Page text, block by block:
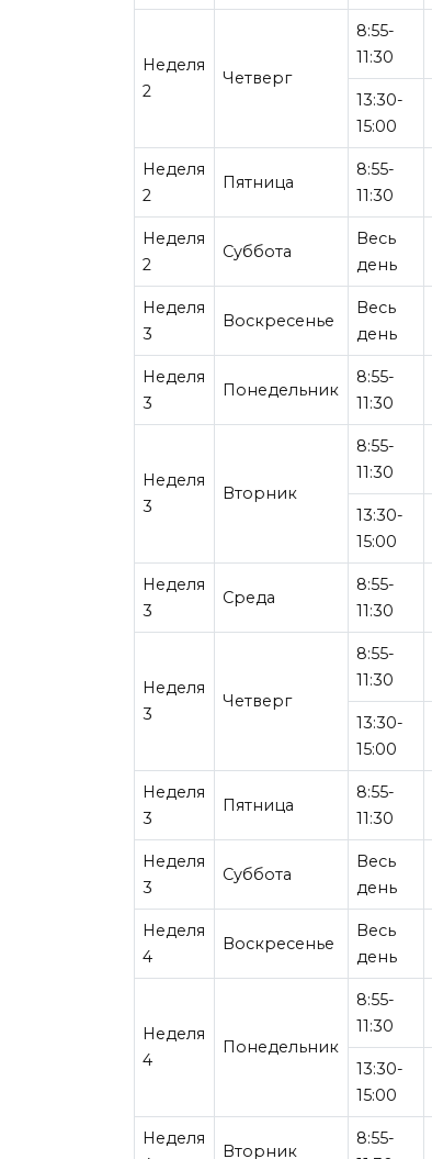
Неделя
2
Четверг
8:55-
11:30
13:30-
15:00
Неделя
2
Пятница
8:55-
11:30
Неделя
2
Суббота
Весь
день
Неделя
3
Воскресенье
Весь
день
Неделя
3
Понедельник
8:55-
11:30
Неделя
3
Вторник
8:55-
11:30
13:30-
15:00
Неделя
3
Среда
8:55-
11:30
Неделя
3
Четверг
8:55-
11:30
13:30-
15:00
Неделя
3
Пятница
8:55-
11:30
Неделя
3
Суббота
Весь
день
Неделя
4
Воскресенье
Весь
день
Неделя
4
Понедельник
8:55-
11:30
13:30-
15:00
Неделя
Вторник
8:55-